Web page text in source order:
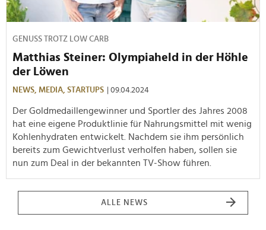
GENUSS TROTZ LOW CARB
Matthias Steiner: Olympiaheld in der Höhle
der Löwen
NEWS, MEDIA, STARTUPS | 09.04.2024
Der Goldmedaillengewinner und Sportler des Jahres 2008
hat eine eigene Produktlinie für Nahrungsmittel mit wenig
Kohlenhydraten entwickelt. Nachdem sie ihm persönlich
bereits zum Gewichtverlust verholfen haben, sollen sie
nun zum Deal in der bekannten TV-Show führen.
ALLE NEWS